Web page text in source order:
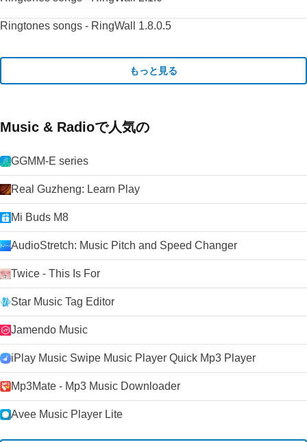
Ringtones songs - RingWall 1.8.0.5
もっと見る
Music & Radioで人気の
GGMM-E series
Real Guzheng: Learn Play
Mi Buds M8
AudioStretch: Music Pitch and Speed Changer
Twice - This Is For
Star Music Tag Editor
Jamendo Music
iPlay Music Swipe Music Player Quick Mp3 Player
Mp3Mate - Mp3 Music Downloader
Avee Music Player Lite